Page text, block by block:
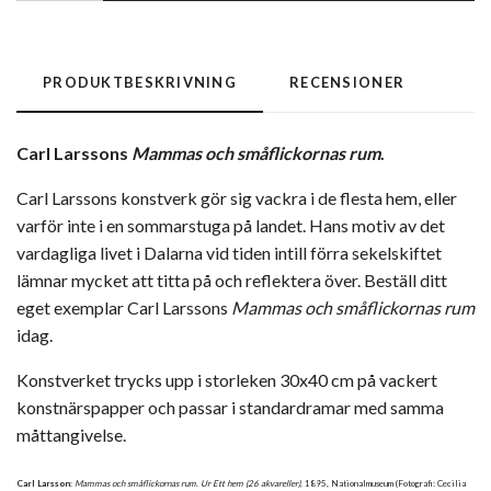
PRODUKTBESKRIVNING RECENSIONER
Carl Larssons Mammas och småflickornas rum.
Carl Larssons konstverk gör sig vackra i de flesta hem, eller
varför inte i en sommarstuga på landet. Hans motiv av det
vardagliga livet i Dalarna vid tiden intill förra sekelskiftet
lämnar mycket att titta på och reflektera över. Beställ ditt
eget exemplar Carl Larssons Mammas och småflickornas rum
idag.
Konstverket trycks upp i storleken 30x40 cm på vackert
konstnärspapper och passar i standardramar med samma
måttangivelse.
Carl Larsson: Mammas och småflickornas rum. Ur Ett hem (26 akvareller), 1895, Nationalmuseum (Fotografi: Cecilia